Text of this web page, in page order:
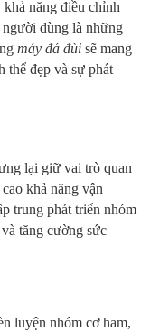
năng điều chỉnh
dùng là những
máy đá đùi sẽ mang
thể đẹp và sự phát
lại giữ vai trò quan
khả năng vận
trung phát triển nhóm
tăng cường sức
luyện nhóm cơ ham,